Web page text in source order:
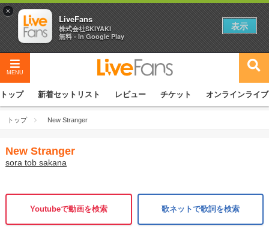
MENU
トップ 新着セットリスト レビュー チケット オンラインライブ
トップ New Stranger
New Stranger
sora tob sakana
Youtubeで動画を検索 歌ネットで歌詞を検索
×
LiveFans
株式会社SKIYAKI
無料 - In Google Play
表示